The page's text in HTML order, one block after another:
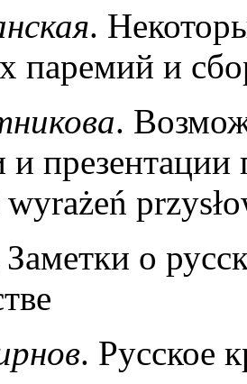
.
паремий и
.
и
wyrażeń
Заметки о
. Русское